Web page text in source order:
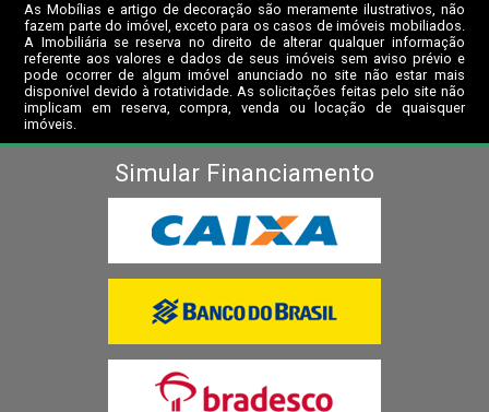
As Mobílias e artigo de decoração são meramente ilustrativos, não
fazem parte do imóvel, exceto para os casos de imóveis mobiliados.
A Imobiliária se reserva no direito de alterar qualquer informação
referente aos valores e dados de seus imóveis sem aviso prévio e
pode ocorrer de algum imóvel anunciado no site não estar mais
disponível devido à rotatividade. As solicitações feitas pelo site não
implicam em reserva, compra, venda ou locação de quaisquer
imóveis.
Simular Financiamento